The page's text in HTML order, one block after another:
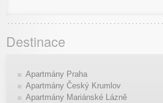
Destinace
Apartmány Praha
Apartmány Český Krumlov
Apartmány Mariánské Lázně